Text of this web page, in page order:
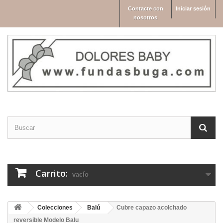
Iniciar sesión
Contacte con
nosotros
Carrito: vacío
Colecciones Balú
Cubre capazo acolchado
reversible Modelo Balu